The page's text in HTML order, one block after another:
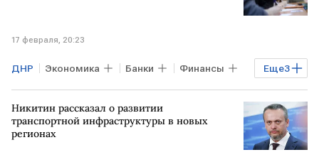
17 февраля, 20:23
Еще3
ДНР Экономика Банки Финансы
Херсонская область
Запорожская область Сбербанк
Никитин рассказал о развитии
транспортной инфраструктуры в новых
регионах